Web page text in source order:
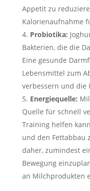
Appetit zu
Kalorienaufnahme
Probiotika:
Bakterien, die die
Eine gesunde
Lebensmittel zum
verbessern und die
Energiequelle:
Quelle für schnell
Training helfen
und den Fettabbau
daher, zumindest
Bewegung
an Milchprodukten